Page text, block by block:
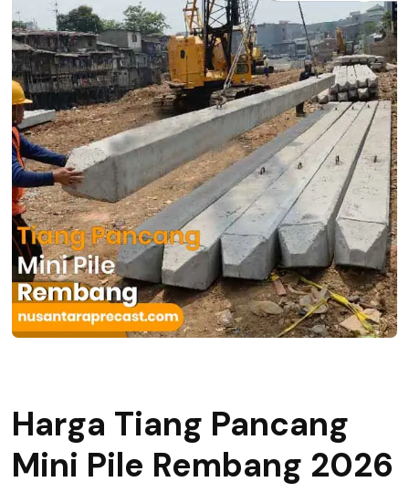
Harga Tiang Pancang
Mini Pile Rembang 2026